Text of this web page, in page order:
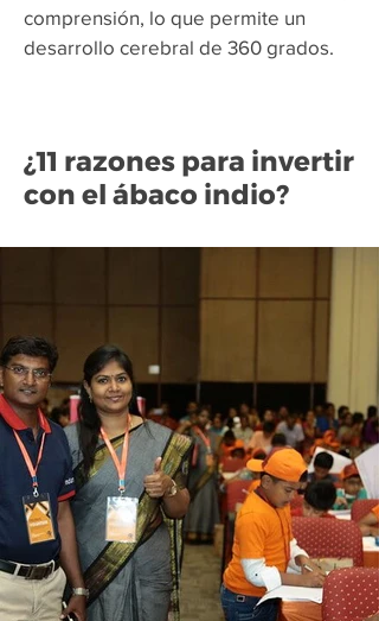
comprensión, lo que permite un
desarrollo cerebral de 360 grados.
¿11 razones para invertir
con el ábaco indio?